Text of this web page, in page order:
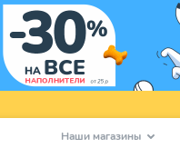
Наши магазины